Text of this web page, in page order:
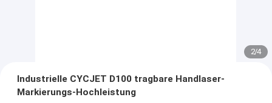
2/4
Industrielle CYCJET D100 tragbare Handlaser-
Markierungs-Hochleistung